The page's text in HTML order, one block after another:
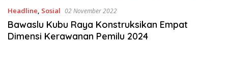
Headline, Sosial 02 November 2022
Bawaslu Kubu Raya Konstruksikan Empat
Dimensi Kerawanan Pemilu 2024